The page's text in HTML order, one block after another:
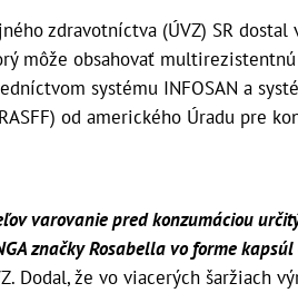
zdravotníctva (ÚVZ) SR
môže obsahovať
systému INFOSAN a
od amerického Úradu pre
varovanie pred konzumáciou
značky Rosabella vo forme
Dodal, že vo viacerých šaržiach